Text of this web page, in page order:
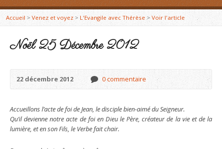
Accueil> Venez et voyez > L'Evangile avec Thérèse >Voir l'article
Noël 25 Décembre 2012
22 décembre 2012 0 commentaire
Accueillons l’acte de foi de Jean, le disciple bien-aimé du Seigneur.
Qu’il devienne notre acte de foi en Dieu le Père, créateur de la vie et de la
lumière, et en son Fils, le Verbe fait chair.